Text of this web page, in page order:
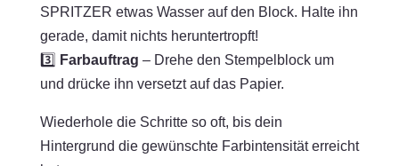
SPRITZER etwas Wasser auf den Block. Halte ihn
gerade, damit nichts heruntertropft!
3️⃣ Farbauftrag – Drehe den Stempelblock um
und drücke ihn versetzt auf das Papier.
Wiederhole die Schritte so oft, bis dein
Hintergrund die gewünschte Farbintensität erreicht